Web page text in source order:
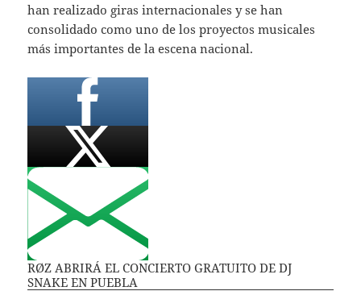
han realizado giras internacionales y se han
consolidado como uno de los proyectos musicales
más importantes de la escena nacional.
RØZ ABRIRÁ EL CONCIERTO GRATUITO DE DJ
SNAKE EN PUEBLA